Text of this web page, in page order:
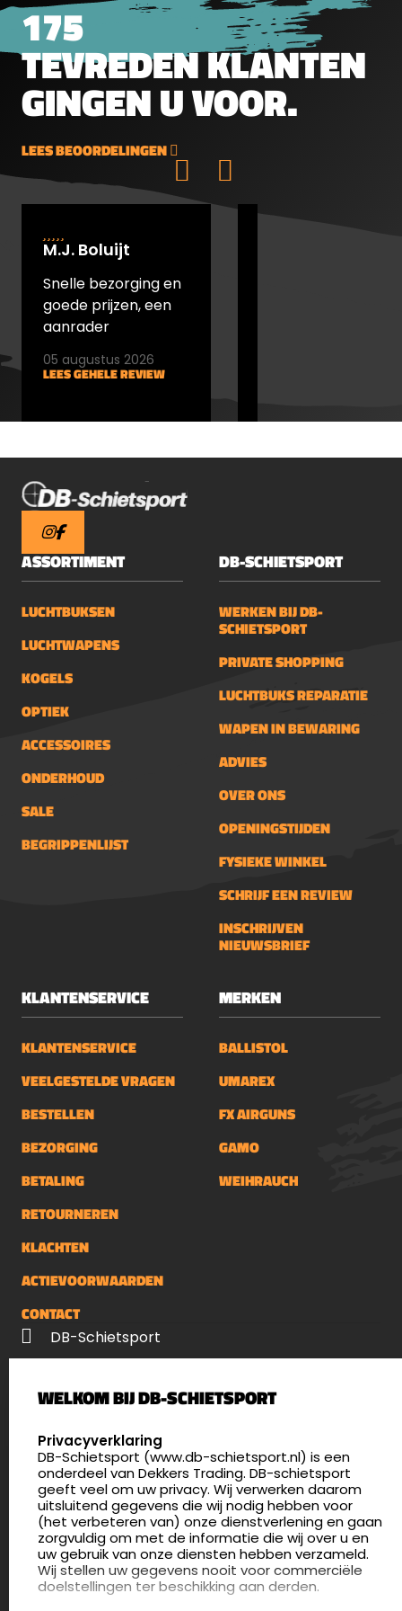
175
TEVREDEN KLANTEN
GINGEN U VOOR.
LEES BEOORDELINGEN
M.J. Boluijt
Snelle bezorging en
goede prijzen, een
aanrader
LEES GEHELE REVIEW
05 augustus 2026
ASSORTIMENT
LUCHTBUKSEN
LUCHTWAPENS
KOGELS
OPTIEK
ACCESSOIRES
ONDERHOUD
SALE
BEGRIPPENLIJST
DB-SCHIETSPORT
WERKEN BIJ DB-
SCHIETSPORT
PRIVATE SHOPPING
LUCHTBUKS REPARATIE
WAPEN IN BEWARING
ADVIES
OVER ONS
OPENINGSTIJDEN
FYSIEKE WINKEL
SCHRIJF EEN REVIEW
INSCHRIJVEN
NIEUWSBRIEF
KLANTENSERVICE
KLANTENSERVICE
VEELGESTELDE VRAGEN
BESTELLEN
BEZORGING
BETALING
RETOURNEREN
KLACHTEN
ACTIEVOORWAARDEN
CONTACT
MERKEN
BALLISTOL
UMAREX
FX AIRGUNS
GAMO
WEIHRAUCH
DB-Schietsport
5411 LX Zeeland
4.8
175 beoordelingen
info@db-schietsport.nl
Openingstijden
Dinsdag en donderdag: 13:00 - 17:00 én 18:00 - 21:00
uur
WELKOM BIJ DB-SCHIETSPORT
SELECT LANGUAGE
Privacyverklaring
DB-Schietsport (www.db-schietsport.nl) is een
onderdeel van Dekkers Trading. DB-schietsport
geeft veel om uw privacy. Wij verwerken daarom
uitsluitend gegevens die wij nodig hebben voor
(het verbeteren van) onze dienstverlening en gaan
zorgvuldig om met de informatie die wij over u en
uw gebruik van onze diensten hebben verzameld.
Wij stellen uw gegevens nooit voor commerciële
doelstellingen ter beschikking aan derden.